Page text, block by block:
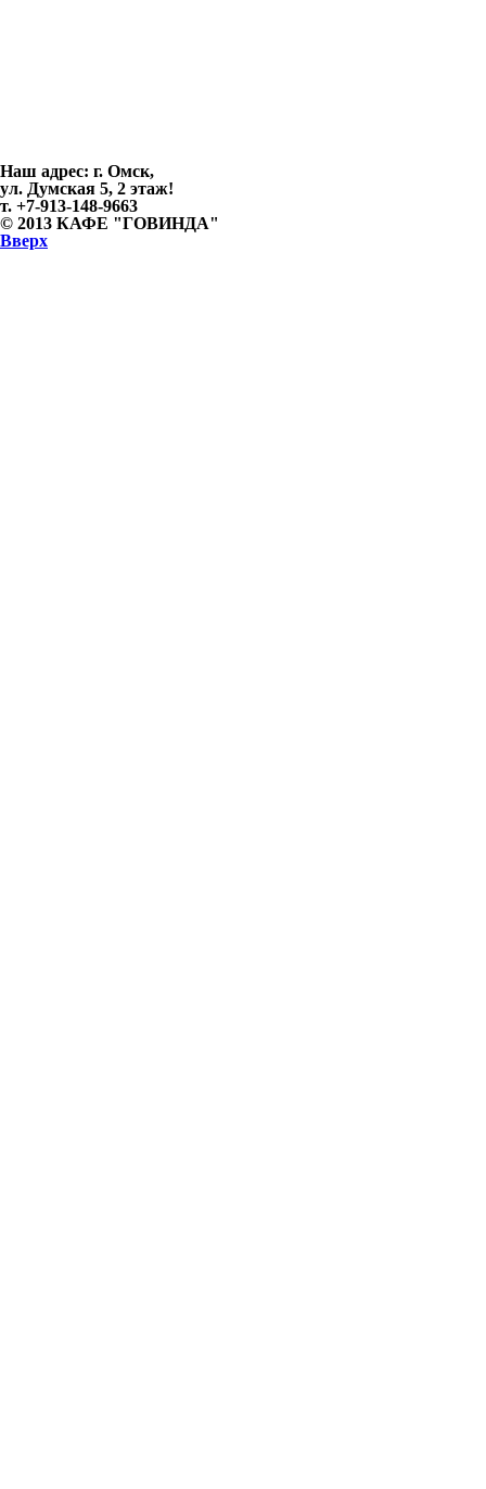
Наш адрес: г. Омск,
ул. Думская 5, 2 этаж!
т. +7-913-148-9663
© 2013 КАФЕ "ГОВИНДА"
Вверх